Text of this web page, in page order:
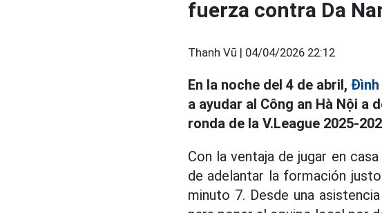
fuerza contra Da
Thanh Vũ | 04/04/2026 22:12
En la noche del 4 de abril, Đình
a ayudar al Công an Hà Nội a
ronda de la V.League 2025-
Con la ventaja de jugar en
de adelantar la formación
minuto 7. Desde una